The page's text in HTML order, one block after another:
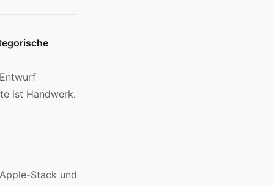
ist Handwerk.
Stack und